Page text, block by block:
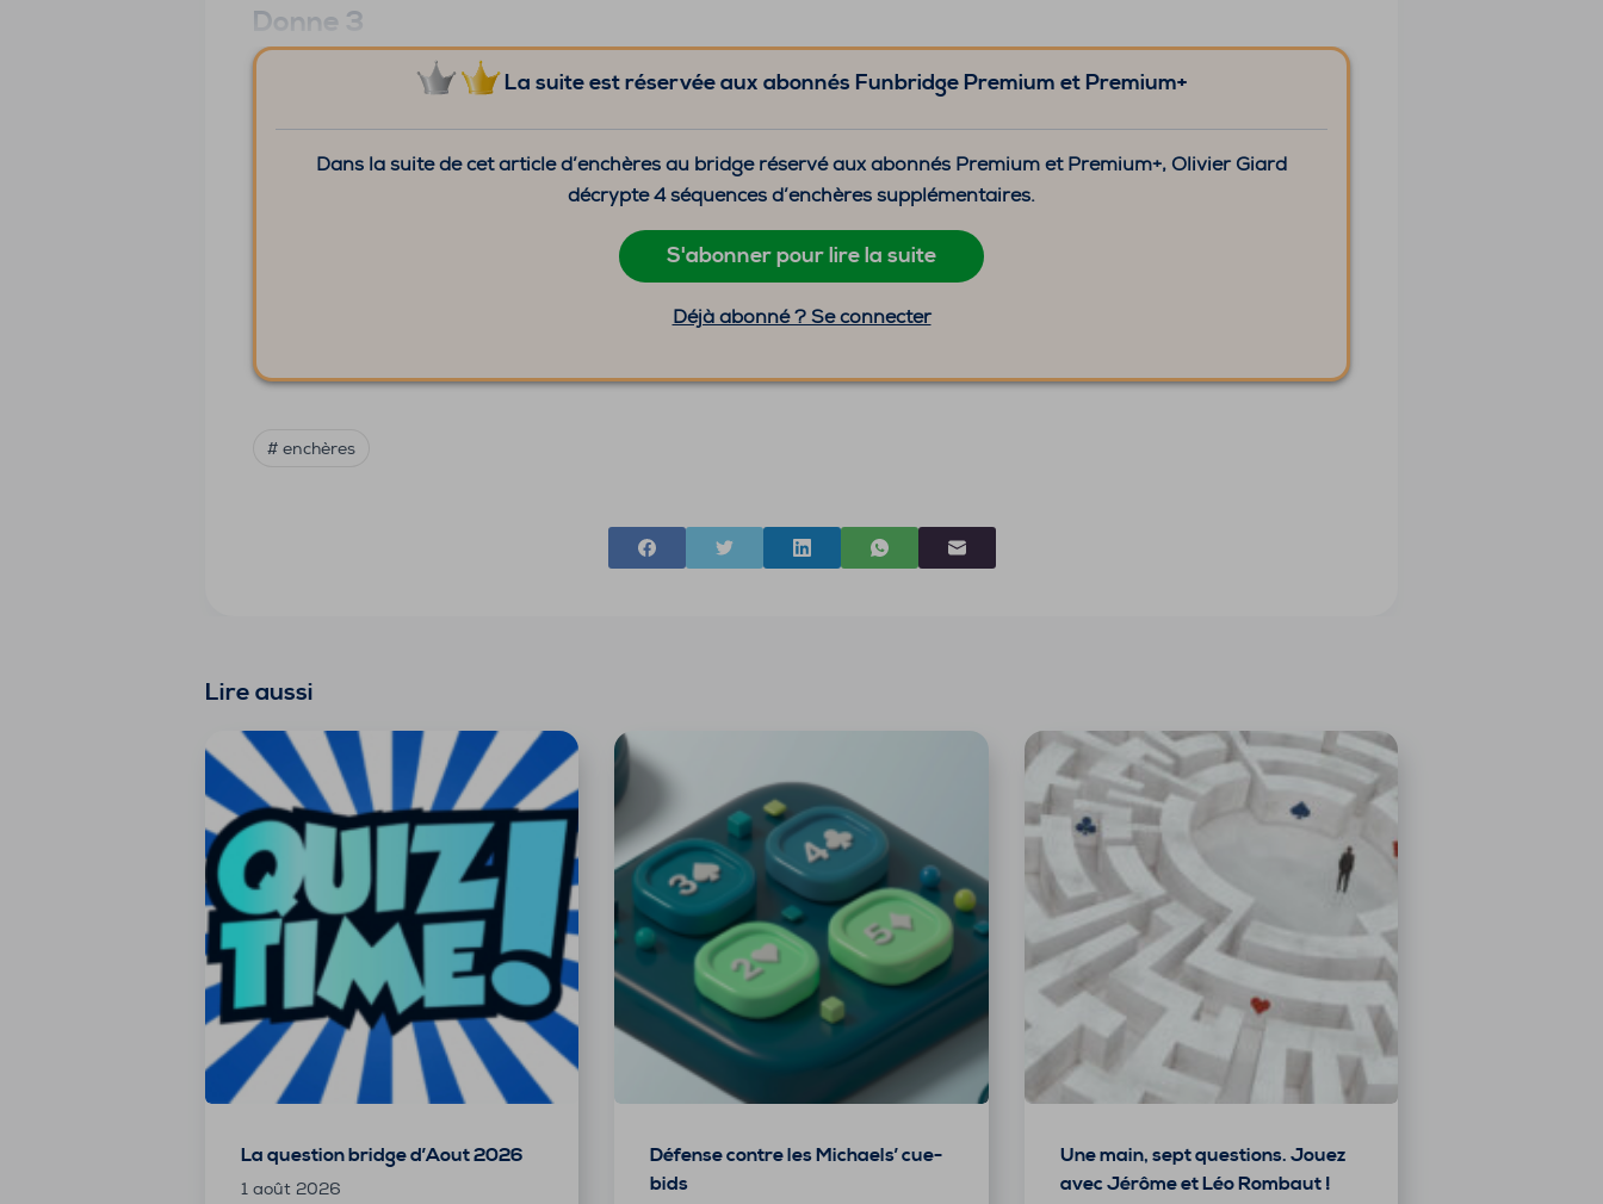
Donne 3
La suite est réservée aux abonnés Funbridge Premium et Premium+
Dans la suite de cet article d’enchères au bridge réservé aux abonnés Premium et Premium+, Olivier Giard
décrypte 4 séquences d’enchères supplémentaires.
S'abonner pour lire la suite
Déjà abonné ? Se connecter
# enchères
Lire aussi
La question bridge d’Aout 2026
1 août 2026
Défense contre les Michaels’ cue-
bids
Une main, sept questions. Jouez
avec Jérôme et Léo Rombaut !